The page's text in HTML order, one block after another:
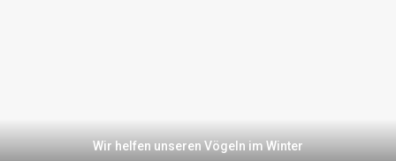
Wir helfen unseren Vögeln im Winter